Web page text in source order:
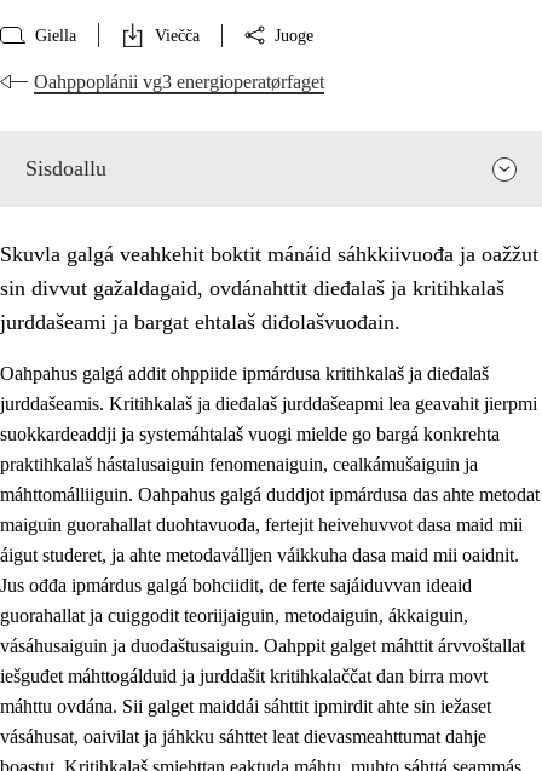
Giella Viečča Juoge
Oahppoplánii vg3 energioperatørfaget
Sisdoallu
1. Oahpahusa árvovuođđu
1.1 Olmmošárvu
1.2 Identitehta ja kultuvrralaš girjáivuohta
1.3 Kritihkalaš jurddašeapmi ja ehtalaš diđolašvuohta
1.4 Hutkanillu, beroštupmi ja suokkardanhuovva
1.5 Luondduákten ja birasdiđolašvuohta
Skuvla galgá veahkehit boktit mánáid sáhkkiivuođa ja oažžut
sin divvut gažaldagaid, ovdánahttit dieđalaš ja kritihkalaš
jurddašeami ja bargat ehtalaš diđolašvuođain.
Oahpahus galgá addit ohppiide ipmárdusa kritihkalaš ja dieđalaš
jurddašeamis. Kritihkalaš ja dieđalaš jurddašeapmi lea geavahit jierpmi
suokkardeaddji ja systemáhtalaš vuogi mielde go bargá konkrehta
praktihkalaš hástalusaiguin fenomenaiguin, cealkámušaiguin ja
máhttomálliiguin. Oahpahus galgá duddjot ipmárdusa das ahte metodat
maiguin guorahallat duohtavuođa, fertejit heivehuvvot dasa maid mii
áigut studeret, ja ahte metodaválljen váikkuha dasa maid mii oaidnit.
Jus ođđa ipmárdus galgá bohciidit, de ferte sajáiduvvan ideaid
guorahallat ja cuiggodit teoriijaiguin, metodaiguin, ákkaiguin,
vásáhusaiguin ja duođaštusaiguin. Oahppit galget máhttit árvvoštallat
iešguđet máhttogálduid ja jurddašit kritihkalaččat dan birra movt
máhttu ovdána. Sii galget maiddái sáhttit ipmirdit ahte sin iežaset
vásáhusat, oaivilat ja jáhkku sáhttet leat dievasmeahttumat dahje